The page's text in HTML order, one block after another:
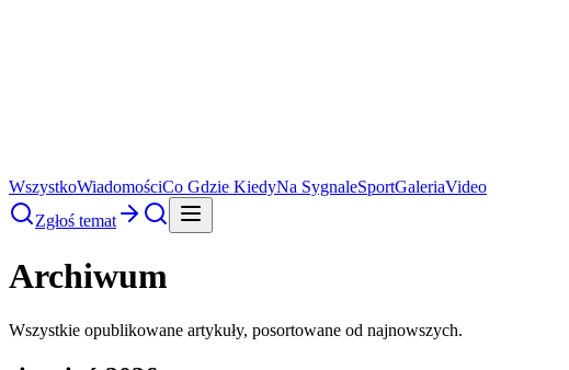
WszystkoWiadomościCo Gdzie KiedyNa SygnaleSportGaleriaVideo
Zgłoś temat
Archiwum
Wszystkie opublikowane artykuły, posortowane od najnowszych.